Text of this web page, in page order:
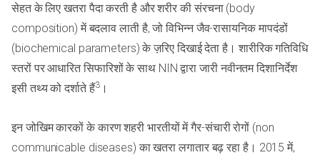
सेहत के लिए खतरा पैदा करती है और शरीर की संरचना (body
composition) में बदलाव लाती है, जो विभिन्न जैव-रासायनिक मापदंडों
(biochemical parameters) के ज़रिए दिखाई देता है। शारीरिक गतिविधि
स्तरों पर आधारित सिफारिशों के साथ NIN द्वारा जारी नवीनतम दिशानिर्देश
इसी तथ्य को दर्शाते हैं3।
इन जोखिम कारकों के कारण शहरी भारतीयों में गैर-संचारी रोगों (non
communicable diseases) का खतरा लगातार बढ़ रहा है। 2015 में,